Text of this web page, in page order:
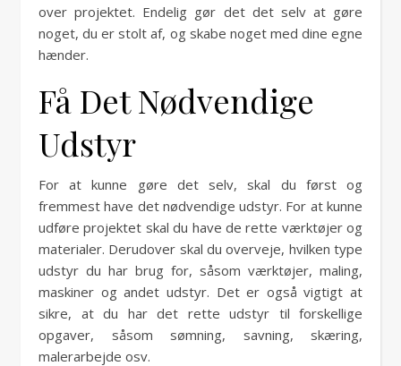
over projektet. Endelig gør det det selv at gøre
noget, du er stolt af, og skabe noget med dine egne
hænder.
Få Det Nødvendige
Udstyr
For at kunne gøre det selv, skal du først og
fremmest have det nødvendige udstyr. For at kunne
udføre projektet skal du have de rette værktøjer og
materialer. Derudover skal du overveje, hvilken type
udstyr du har brug for, såsom værktøjer, maling,
maskiner og andet udstyr. Det er også vigtigt at
sikre, at du har det rette udstyr til forskellige
opgaver, såsom sømning, savning, skæring,
malerarbejde osv.